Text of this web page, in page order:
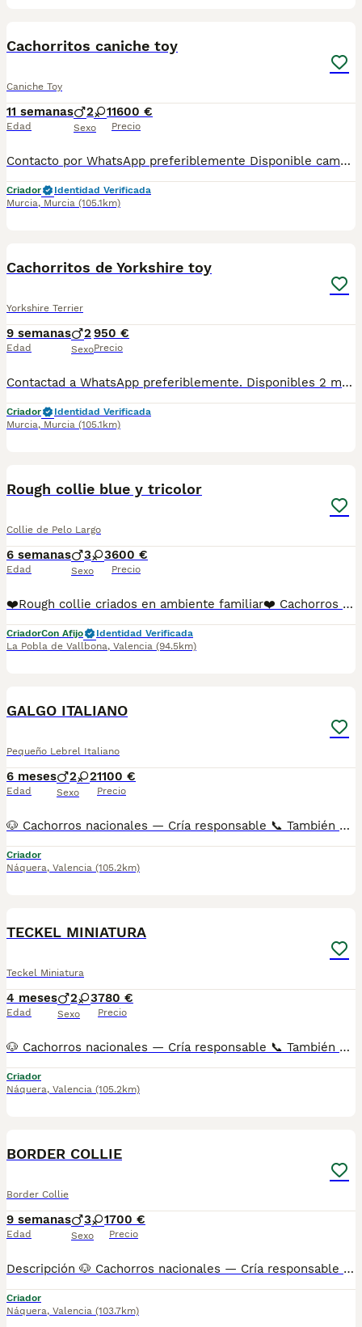
Cachorritos caniche toy
Caniche Toy
11 semanas
Edad
2 1
Sexo
1600 €
Precio
Contacto por WhatsApp preferiblemente Disponible camada de caniches toy. Criados en ambiente familiar y muy cuidados. Se entregan vacunados, desparasitados, con cartilla sanitaria, microchip y contrato de garantía.
Criador
Identidad Verificada
Murcia, Murcia (105.1km)
Cachorritos de Yorkshire toy
Yorkshire Terrier
9 semanas
Edad
2
Sexo
950 €
Precio
Contactad a WhatsApp preferiblemente. Disponibles 2 machos de Yorkshire toy. Se entregan vacunados, desparasitados, con cartilla sanitaria, microchip y contrato de garantía. Criados en ambiente familiar muy cuidados.
Criador
Identidad Verificada
Murcia, Murcia (105.1km)
Rough collie blue y tricolor
Collie de Pelo Largo
6 semanas
Edad
3 3
Sexo
600 €
Precio
❤️Rough collie criados en ambiente familiar❤️ Cachorros rough collie puros criados en ambiente familiar y sociabilizados disponibles para encontrar un buen hogar donde los mimen y quieran. Se entregan con dos meses y medio con las tres vacunas de cachorro desparasitados interna y externamente, cartilla sanitaria revisados por veterinario, juguetones y perfectos, padres de raza , garantía sanitaria de enfermedades víricas y congénitas por escrito más info por wasap. Blue merle a 600 euros y tricolores a 550. Se pueden venir a ver sin compromiso Estamos en la Pobla de vallbona en valencia No se hacen envíos
CriadorCon Afijo
Identidad Verificada
La Pobla de Vallbona, Valencia (94.5km)
GALGO ITALIANO
Pequeño Lebrel Italiano
6 meses
Edad
2 2
Sexo
1100 €
Precio
🐶 Cachorros nacionales — Cría responsable 📞 También puedes llamarnos: 962786232/ 641613557 AMBOS TELÉFONOS DISPONEN DE WHATSAPP (EL FIJO TAMBIÉN) ✅ Entregados a partir de 2 meses de edad 💉 Vacunados y desparasitados 📋 Cartilla sanitaria incluida 🛡️ Garantía de 15 días por enfermedades víricas 🛡️ Garantía de 2 años por enfermedades congénitas 📄 Contrato factura 🔬 Microchip implantado 🌍 Pasaporte canino 🏆 Opción de pedigree o certificado de raza Los precios varían en función de las características y la morfología de cada cachorro. 🏠 Centro canino con núcleo zoológico autorizado. Todos nuestros cachorros son nacionales. Puedes visitar nuestras instalaciones cuando quieras. 🔬 Microchip: 99200063150395 📍 Núcleo Zoológico: ES461781000030
Criador
Náquera, Valencia (105.2km)
TECKEL MINIATURA
Teckel Miniatura
4 meses
Edad
2 3
Sexo
780 €
Precio
🐶 Cachorros nacionales — Cría responsable 📞 También puedes llamarnos: 962786232/ 641613557 AMBOS TELÉFONOS DISPONEN DE WHATSAPP (EL FIJO TAMBIÉN) ✅ Entregados a partir de 2 meses de edad 💉 Vacunados y desparasitados 📋 Cartilla sanitaria incluida 🛡️ Garantía de 15 días por enfermedades víricas 🛡️ Garantía de 2 años por enfermedades congénitas 📄 Contrato factura 🔬 Microchip implantado 🌍 Pasaporte canino 🏆 Opción de pedigree o certificado de raza Los precios varían en función de las características y la morfología de cada cachorro. 🏠 Centro canino con núcleo zoológico autorizado. Todos nuestros cachorros son nacionales. Puedes visitar nuestras instalaciones cuando quieras. 🔬 Microchip: 99200063150395 📍 Núcleo Zoológico: ES461781000030
Criador
Náquera, Valencia (105.2km)
BORDER COLLIE
Border Collie
9 semanas
Edad
3 1
Sexo
700 €
Precio
Descripción 🐶 Cachorros nacionales — Cría responsable 📞 También puedes llamarnos: Mostrar número de teléfono/ Mostrar número de teléfono AMBOS TELÉFONOS DISPONEN DE WHATSAPP (EL FIJO TAMBIÉN) ✅ Entregados a partir de 2 meses de edad 💉 Vacunados y desparasitados 📋 Cartilla sanitaria incluida 🛡️ Garantía de 15 días por enfermedades víricas 🛡️ Garantía de 2 años por enfermedades congénitas 📄 Contrato factura 🔬 Microchip implantado 🌍 Pasaporte canino 🏆 Opción de pedigree o certificado de raza Los precios varían en función de las características y la morfología de cada cachorro. 🏠 Centro canino con núcleo zoológico autorizado. Todos nuestros cachorros son nacionales. Puedes visitar nuestras instalaciones cuando quieras. 🔬 Microchip: Mostrar número de teléfono 📍 Núcleo Zoológico: ES461781000030 Precio 680 €
Criador
Náquera, Valencia (103.7km)